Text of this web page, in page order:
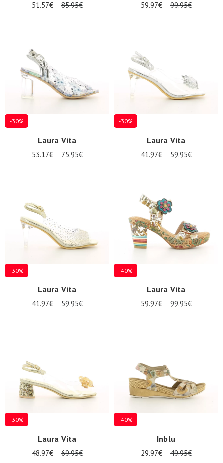
51.57€ 85.95€ 59.97€ 99.95€
-30%
Laura Vita
53.17€ 75.95€
-30%
Laura Vita
41.97€ 59.95€
-30%
Laura Vita
41.97€ 59.95€
-40%
Laura Vita
59.97€ 99.95€
-30%
Laura Vita
48.97€ 69.95€
-40%
Inblu
29.97€ 49.95€